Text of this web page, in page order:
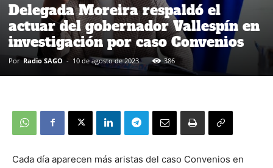
Delegada Moreira respaldó el
actuar del gobernador Vallespín en
investigación por caso Convenios
Por Radio SAGO - 10 de agosto de 2023 386
Cada día aparecen más aristas del caso Convenios en